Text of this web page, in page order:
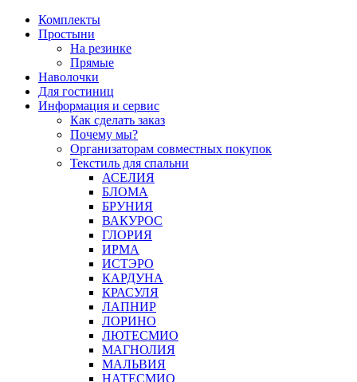
Перейти
содержимому
Комплекты
Простыни
На резинке
Прямые
Наволочки
Для гостиниц
Информация и сервис
Как сделать заказ
Почему мы?
Организаторам совместных покупок
Текстиль для спальни
АСЕЛИЯ
БЛОМА
БРУНИЯ
ВАКУРОС
ГЛОРИЯ
ИРМА
ИСТЭРО
КАРДУНА
КРАСУЛЯ
ЛАПНИР
ЛОРИНО
ЛЮТЕСМИО
МАГНОЛИЯ
МАЛЬВИЯ
НАТЕСМИО